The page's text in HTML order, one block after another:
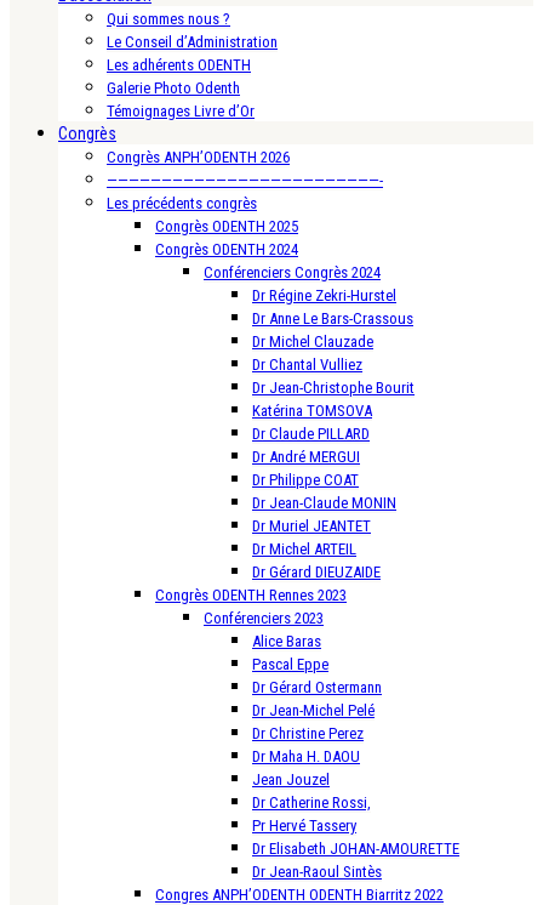
Qui sommes nous ?
Le Conseil d’Administration
Les adhérents ODENTH
Galerie Photo Odenth
Témoignages Livre d’Or
Congrès
Congrès ANPH’ODENTH 2026
—————————————————————————-
Les précédents congrès
Congrès ODENTH 2025
Congrès ODENTH 2024
Conférenciers Congrès 2024
Dr Régine Zekri-Hurstel
Dr Anne Le Bars-Crassous
Dr Michel Clauzade
Dr Chantal Vulliez
Dr Jean-Christophe Bourit
Katérina TOMSOVA
Dr Claude PILLARD
Dr André MERGUI
Dr Philippe COAT
Dr Jean-Claude MONIN
Dr Muriel JEANTET
Dr Michel ARTEIL
Dr Gérard DIEUZAIDE
Congrès ODENTH Rennes 2023
Conférenciers 2023
Alice Baras
Pascal Eppe
Dr Gérard Ostermann
Dr Jean-Michel Pelé
Dr Christine Perez
Dr Maha H. DAOU
Jean Jouzel
Dr Catherine Rossi,
Pr Hervé Tassery
Dr Elisabeth JOHAN-AMOURETTE
Dr Jean-Raoul Sintès
Congres ANPH’ODENTH ODENTH Biarritz 2022